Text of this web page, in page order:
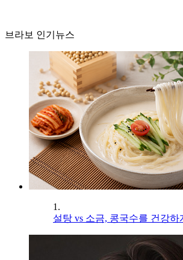
브라보 인기뉴스
1.
설탕 vs 소금, 콩국수를 건강하